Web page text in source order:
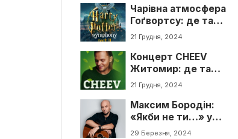
Чарівна атмосфера
Гоґвортсу: де та
коли жителі
її відчути?
21 Грудня, 2024
Концерт CHEEV
Житомир: де та
коли?
21 Грудня, 2024
Максим Бородін:
«Якби не ти…» у
Житомирі
29 Березня, 2024